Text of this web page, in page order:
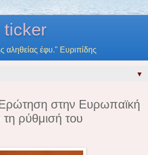
ticker
αληθείας έφυ." Ευριπίδης
▼
στην Ευρωπαϊκή
ρύθμισή του